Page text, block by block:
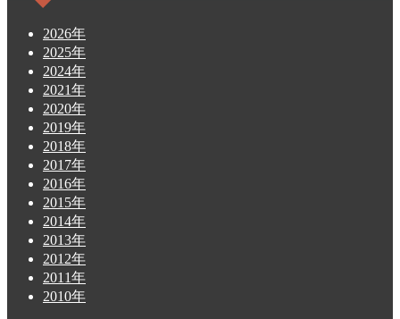
2026年
2025年
2024年
2021年
2020年
2019年
2018年
2017年
2016年
2015年
2014年
2013年
2012年
2011年
2010年